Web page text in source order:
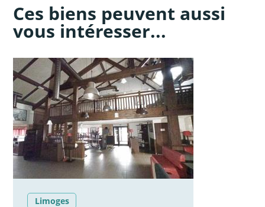
Ces biens peuvent aussi
vous intéresser...
Limoges